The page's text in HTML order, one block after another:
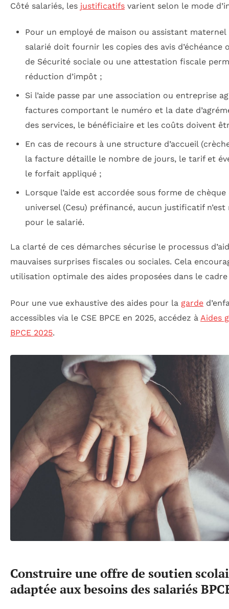
Côté salariés, les justificatifs varient selon le mode
Pour un employé de maison ou assistant maternel
salarié doit fournir les copies des avis d’échéance
de Sécurité sociale ou une attestation fiscale
réduction d’impôt ;
Si l’aide passe par une association ou entreprise
factures comportant le numéro et la date
des services, le bénéficiaire et les coûts doivent
En cas de recours à une structure d’accueil
la facture détaille le nombre de jours, le tarif et
le forfait appliqué ;
Lorsque l’aide est accordée sous forme de
universel (Cesu) préfinancé, aucun justificatif n’est
pour le salarié.
La clarté de ces démarches sécurise le processus
mauvaises surprises fiscales ou sociales. Cela
utilisation optimale des aides proposées dans le
Pour une vue exhaustive des aides pour la garde
accessibles via le CSE BPCE en 2025, accédez à Aides
BPCE 2025.
Construire une offre de soutien
adaptée aux besoins des salariés